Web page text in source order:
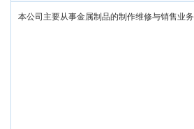
本公司主要从事金属制品的制作维修与销售业务